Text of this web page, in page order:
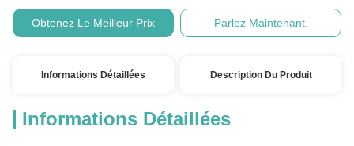
Obtenez Le Meilleur Prix Parlez Maintenant.
Informations Détaillées Description Du Produit
Informations Détaillées